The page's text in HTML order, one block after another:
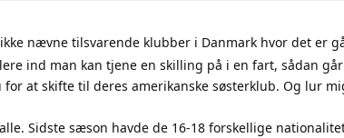
nævne tilsvarende klubber i Danmark hvor det er
ind man kan tjene en skilling på i en fart, sådan
at skifte til deres amerikanske søsterklub. Og lur
Sidste sæson havde de 16-18 forskellige